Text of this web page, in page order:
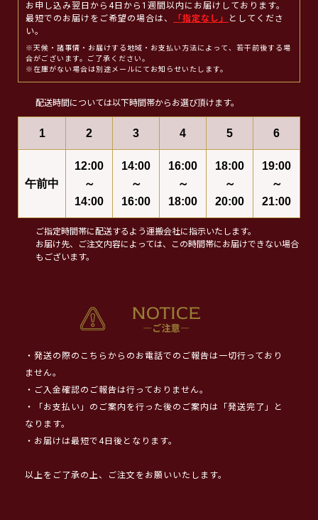
お申し込み翌日から4日から1週間以内にお届けしております。
最短でのお届けをご希望の場合は、
「指定なし」
としてくださ
い。
※天候・諸事情・お届けする地域・お支払い方法によって、若干前後する場
合がございます。ご了承ください。
※在庫がない場合は別途メールにてお知らせいたします。
配送時間については以下時間帯からお選び頂けます。
1 2 3 4 5 6
午前中
12:00
～
14:00
14:00
～
16:00
16:00
～
18:00
18:00
～
20:00
19:00
～
21:00
ご指定時間帯に配送するよう運搬会社に指示いたします。
お届け先、ご注文内容によっては、この時間帯にお届けできない場合
もございます。
・発送の際のこちらからのお電話でのご報告は一切行っており
ません。
・ご入金確認のご報告は行っておりません。
・「お支払い」のご案内を行った後のご案内は「発送完了」と
なります。
・お届けは最短で4日後となります。
以上をご了承の上、ご注文をお願いいたします。